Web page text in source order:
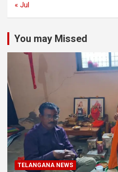
« Jul
You may Missed
TELANGANA NEWS